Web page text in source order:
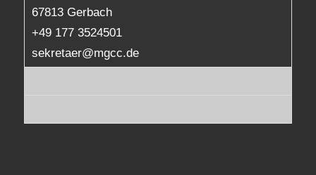
67813 Gerbach
+49 177 3524501
sekretaer@mgcc.de